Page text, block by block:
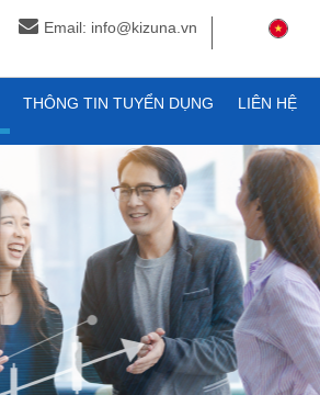
Email: info@kizuna.vn
THÔNG TIN TUYỂN DỤNG LIÊN HỆ